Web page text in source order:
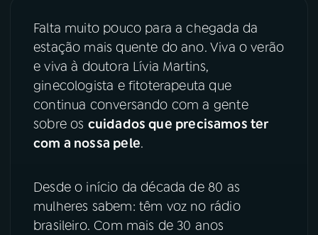
04PROGRAMAS
PODCASTS
06VIDEOCASTS
FESTIVAL DE MÚSICA
Falta muito pouco para a chegada da
estação mais quente do ano. Viva o verão
e viva à doutora Lívia Martins,
ginecologista e fitoterapeuta que
continua conversando com a gente
sobre os cuidados que precisamos ter
com a nossa pele.
Desde o início da década de 80 as
mulheres sabem: têm voz no rádio
brasileiro. Com mais de 30 anos